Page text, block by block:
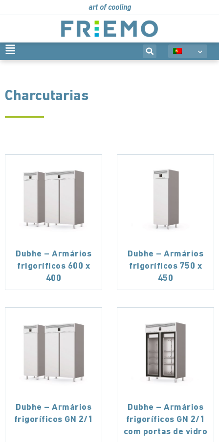
art of cooling
Charcutarias
Dubhe – Armários
frigoríficos 600 x
400
Dubhe – Armários
frigoríficos 750 x
450
Dubhe – Armários
frigoríficos GN 2/1
Dubhe – Armários
frigoríficos GN 2/1
com portas de vidro